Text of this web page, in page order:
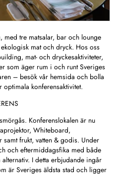
med tre matsalar, bar och lounge
mat och dryck. Hos oss
mat- och dryckesaktiviteter,
som äger rum i och runt Sveriges
– besök vår hemsida och bolla
konferensaktivitet.
Konferenslokalen är nu
Whiteboard,
frukt, vatten & godis. Under
och eftermiddagsfika med både
I detta erbjudande ingår
är Sveriges äldsta stad och ligger